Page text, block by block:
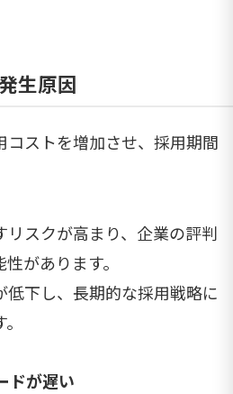
生原因
ストを増加させ、採用期間
スクが高まり、企業の評判
があります。
下し、長期的な採用戦略に
ドが遅い